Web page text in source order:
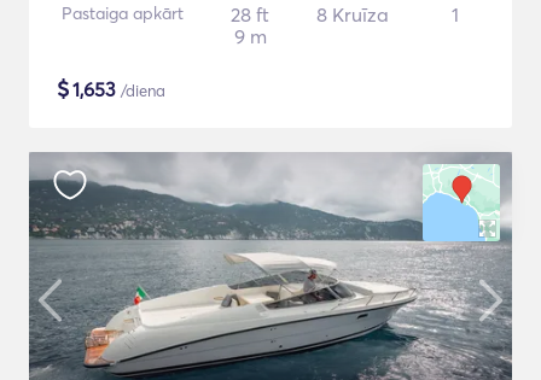
Pastaiga apkārt
28 ft
9 m
8 Kruīza 1
$1,653 /diena